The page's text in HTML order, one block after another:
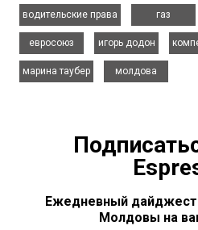
водительские права
газ
евросоюз
игорь додон
марина таубер
молдова
Ежедневный дайджест
Молдовы на